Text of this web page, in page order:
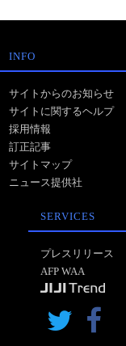
INFO
サイトからのお知らせ
サイトに関するヘルプ
採用情報
訂正記事
サイトマップ
ニュース提供社
SERVICES
プレスリリース
AFP WAA